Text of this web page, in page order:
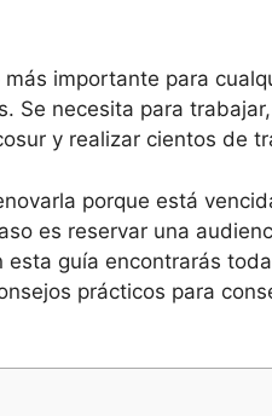
importante para
Se necesita para
y realizar cientos de
porque está
es reservar una
esta guía encontrarás
prácticos para